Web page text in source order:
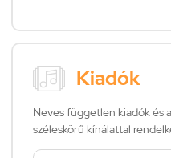
Kiadók
Neves független kiadók és
széleskörű kínálattal